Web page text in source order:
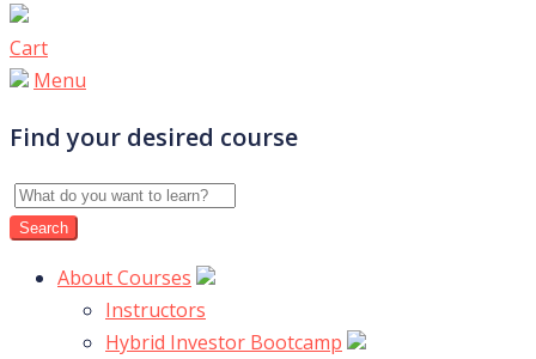
Cart
Menu
Find your desired course
About Courses
Instructors
Hybrid Investor Bootcamp